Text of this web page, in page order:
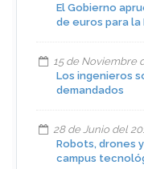
El Gobierno
de euros para la
15 de Noviembre
Los ingenieros
demandados
28 de Junio del
Robots, drones
campus